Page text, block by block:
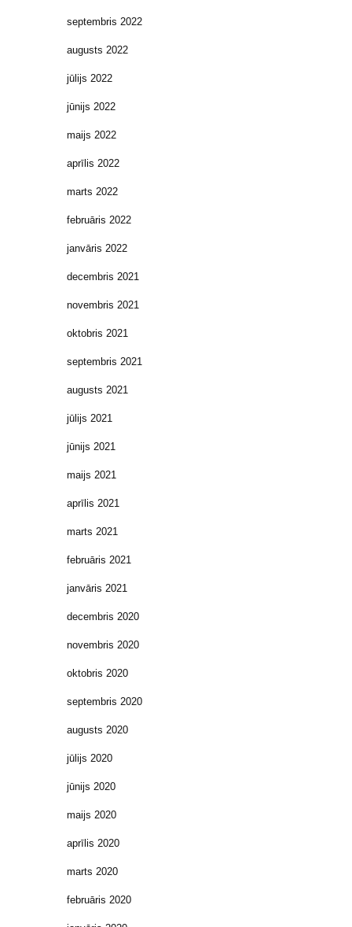
septembris 2022
augusts 2022
jūlijs 2022
jūnijs 2022
maijs 2022
aprīlis 2022
marts 2022
februāris 2022
janvāris 2022
decembris 2021
novembris 2021
oktobris 2021
septembris 2021
augusts 2021
jūlijs 2021
jūnijs 2021
maijs 2021
aprīlis 2021
marts 2021
februāris 2021
janvāris 2021
decembris 2020
novembris 2020
oktobris 2020
septembris 2020
augusts 2020
jūlijs 2020
jūnijs 2020
maijs 2020
aprīlis 2020
marts 2020
februāris 2020